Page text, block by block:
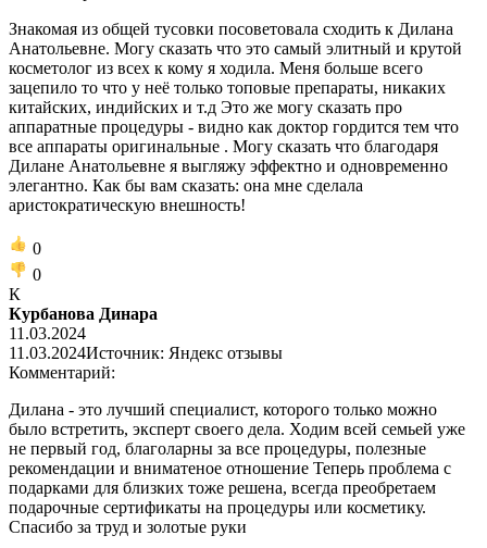
Знакомая из общей тусовки посоветовала сходить к Дилана
Анатольевне. Могу сказать что это самый элитный и крутой
косметолог из всех к кому я ходила. Меня больше всего
зацепило то что у неё только топовые препараты, никаких
китайских, индийских и т.д Это же могу сказать про
аппаратные процедуры - видно как доктор гордится тем что
все аппараты оригинальные . Могу сказать что благодаря
Дилане Анатольевне я выгляжу эффектно и одновременно
элегантно. Как бы вам сказать: она мне сделала
аристократическую внешность!
0
0
К
Курбанова Динара
11.03.2024
11.03.2024Источник: Яндекс отзывы
Комментарий:
Дилана - это лучший специалист, которого только можно
было встретить, эксперт своего дела. Ходим всей семьей уже
не первый год, благоларны за все процедуры, полезные
рекомендации и вниматеное отношение Теперь проблема с
подарками для близких тоже решена, всегда преобретаем
подарочные сертификаты на процедуры или косметику.
Спасибо за труд и золотые руки